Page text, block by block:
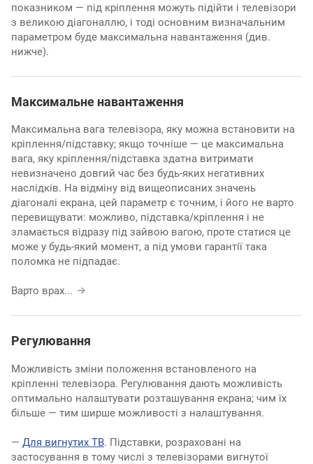
показником — під кріплення можуть підійти і телевізори
з великою діагоналлю, і тоді основним визначальним
параметром буде максимальна навантаження (див.
нижче).
Максимальне навантаження
Максимальна вага телевізора, яку можна встановити на
кріплення/підставку; якщо точніше — це максимальна
вага, яку кріплення/підставка здатна витримати
невизначено довгий час без будь-яких негативних
наслідків. На відміну від вищеописаних значень
діагоналі екрана, цей параметр є точним, і його не варто
перевищувати: можливо, підставка/кріплення і не
зламається відразу під зайвою вагою, проте статися це
може у будь-який момент, а під умови гарантії така
поломка не підпадає.
Варто врах...
Регулювання
Можливість зміни положення встановленого на
кріпленні телевізора. Регулювання дають можливість
оптимально налаштувати розташування екрана; чим їх
більше — тим ширше можливості з налаштування.
— Для вигнутих ТВ. Підставки, розраховані на
застосування в тому числі з телевізорами вигнутої